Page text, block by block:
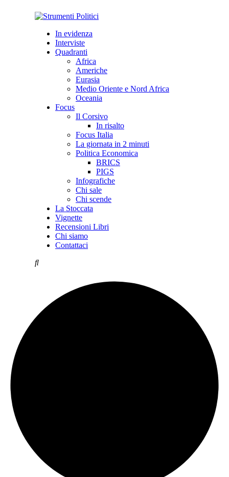
In evidenza
Interviste
Quadranti
Africa
Americhe
Eurasia
Medio Oriente e Nord Africa
Oceania
Focus
Il Corsivo
In risalto
Focus Italia
La giornata in 2 minuti
Politica Economica
BRICS
PIGS
Infografiche
Chi sale
Chi scende
La Stoccata
Vignette
Recensioni Libri
Chi siamo
Contattaci